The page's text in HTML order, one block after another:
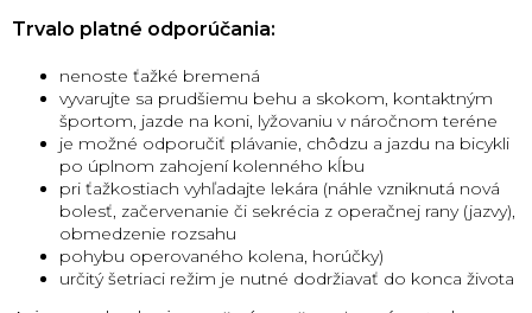
Trvalo platné odporúčania:
nenoste ťažké bremená
vyvarujte sa prudšiemu behu a skokom, kontaktným
športom, jazde na koni, lyžovaniu v náročnom teréne
je možné odporučiť plávanie, chôdzu a jazdu na bicykli
po úplnom zahojení kolenného kĺbu
pri ťažkostiach vyhľadajte lekára (náhle vzniknutá nová
bolesť, začervenanie či sekrécia z operačnej rany (jazvy),
obmedzenie rozsahu
pohybu operovaného kolena, horúčky)
určitý šetriaci režim je nutné dodržiavať do konca života